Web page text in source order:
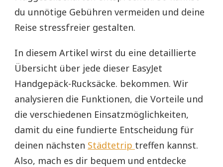
du unnötige Gebühren vermeiden und deine
Reise stressfreier gestalten.
In diesem Artikel wirst du eine detaillierte
Übersicht über jede dieser EasyJet
Handgepäck-Rucksäcke. bekommen. Wir
analysieren die Funktionen, die Vorteile und
die verschiedenen Einsatzmöglichkeiten,
damit du eine fundierte Entscheidung für
deinen nächsten Städtetrip treffen kannst.
Also, mach es dir bequem und entdecke